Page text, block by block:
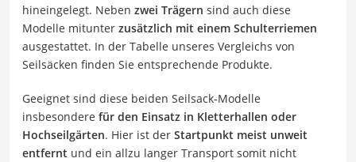
hineingelegt. Neben zwei Trägern sind auch diese
Modelle mitunter zusätzlich mit einem Schulterriemen
ausgestattet. In der Tabelle unseres Vergleichs von
Seilsäcken finden Sie entsprechende Produkte.
Geeignet sind diese beiden Seilsack-Modelle
insbesondere für den Einsatz in Kletterhallen oder
Hochseilgärten. Hier ist der Startpunkt meist unweit
entfernt und ein allzu langer Transport somit nicht